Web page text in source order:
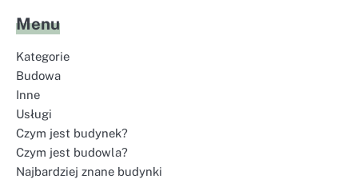
Menu
Kategorie
Budowa
Inne
Usługi
Czym jest budynek?
Czym jest budowla?
Najbardziej znane budynki